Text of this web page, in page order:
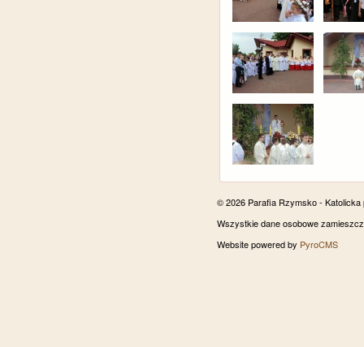
© 2026 Parafia Rzymsko -
Wszystkie dane osobowe
Website powered by PyroCMS